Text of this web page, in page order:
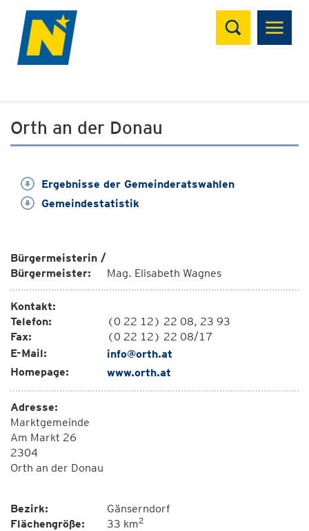
Suchen
Orth an der Donau
Ergebnisse der Gemeinderatswahlen
Gemeindestatistik
Bürgermeisterin /
Bürgermeister:
Mag. Elisabeth Wagnes
Kontakt:
Telefon:
(0 22 12) 22 08, 23 93
Fax:
(0 22 12) 22 08/17
E-Mail:
info@orth.at
Homepage:
www.orth.at
Adresse:
Marktgemeinde
Am Markt 26
2304
Orth an der Donau
Bezirk:
Gänserndorf
Flächengröße:
33 km2